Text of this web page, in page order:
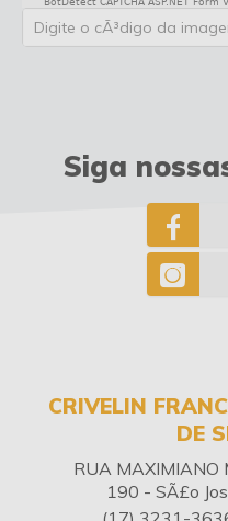
Siga
CRIVELIN
DE
RUA
190 - SÃ£o